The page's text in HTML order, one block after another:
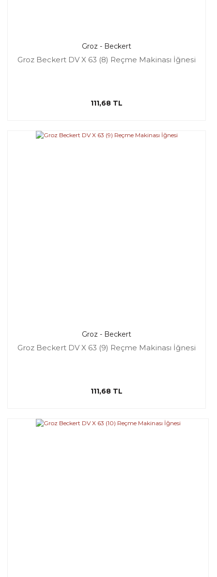
Groz - Beckert
Groz Beckert DV X 63 (8) Reçme Makinası İğnesi
111,68 TL
Groz - Beckert
Groz Beckert DV X 63 (9) Reçme Makinası İğnesi
111,68 TL